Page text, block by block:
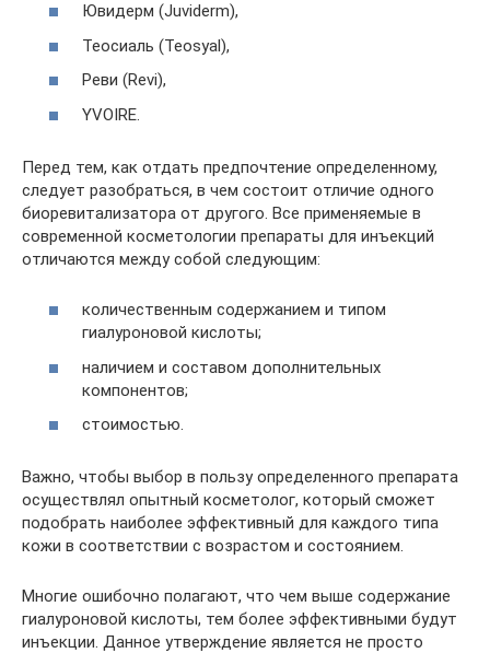
Ювидерм (Juviderm),
Теосиаль (Teosyal),
Реви (Revi),
YVOIRE.
Перед тем, как отдать предпочтение определенному,
следует разобраться, в чем состоит отличие одного
биоревитализатора от другого. Все применяемые в
современной косметологии препараты для инъекций
отличаются между собой следующим:
количественным содержанием и типом
гиалуроновой кислоты;
наличием и составом дополнительных
компонентов;
стоимостью.
Важно, чтобы выбор в пользу определенного препарата
осуществлял опытный косметолог, который сможет
подобрать наиболее эффективный для каждого типа
кожи в соответствии с возрастом и состоянием.
Многие ошибочно полагают, что чем выше содержание
гиалуроновой кислоты, тем более эффективными будут
инъекции. Данное утверждение является не просто